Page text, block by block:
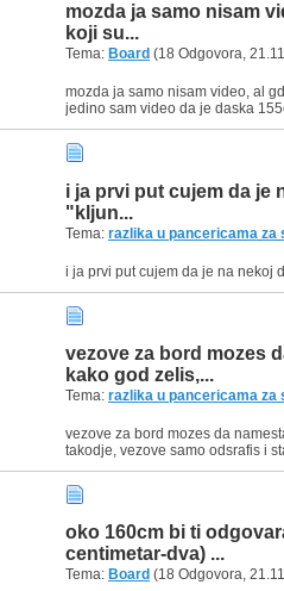
mozda ja samo nisam
koji su...
Tema: Board (18 Odgovora,
mozda ja samo nisam video, al
jedino sam video da je daska
i ja prvi put cujem da je
"kljun...
Tema: razlika u pancericama za
vezove za bord mozes
kako god zelis,...
Tema: razlika u pancericama za
takodje, vezove samo odsrafis i
oko 160cm bi ti
centimetar-dva) ...
Tema: Board (18 Odgovora,